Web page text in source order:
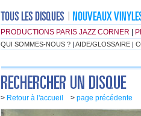
PRODUCTIONS PARIS JAZZ CORNER
QUI SOMMES-NOUS ? | AIDE/GLOSSAIRE |
> Retour à l'accueil > page précédente